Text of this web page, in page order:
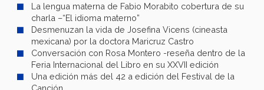
La lengua materna de Fabio Morabito cobertura de su
charla –“El idioma materno”
Desmenuzan la vida de Josefina Vicens (cineasta
mexicana) por la doctora Maricruz Castro
Conversación con Rosa Montero -reseña dentro de la
Feria Internacional del Libro en su XXVII edición
Una edición más del 42 a edición del Festival de la
Canción